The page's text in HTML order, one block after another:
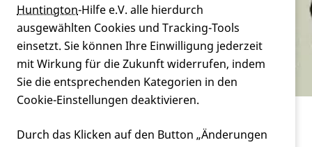
Verein
Service
Chorea - meine ewige Begleiterin.
Huntington-Hilfe e.V. alle hierdurch
ausgewählten Cookies und Tracking-Tools
einsetzt. Sie können Ihre Einwilligung jederzeit
mit Wirkung für die Zukunft widerrufen, indem
Sie die entsprechenden Kategorien in den
Cookie-Einstellungen deaktivieren.
Durch das Klicken auf den Button „Änderungen